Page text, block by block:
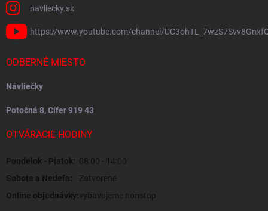
navliecky.sk
https://www.youtube.com/channel/
ODBERNÉ MIESTO
Návliečky
Potočná 8, Cífer 919 43
OTVÁRACIE HODINY
Pondelok - Piatok: 08:00 - 14:00
Sobota a Nedeľa:
Zatvorené
Online objednávky:vybavujeme nonstop